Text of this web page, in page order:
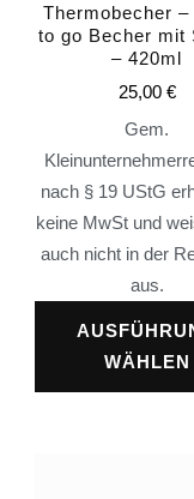
Thermobecher –
to go Becher mit
– 420ml
25,00 €
Gem.
nach § 19 UStG
keine MwSt und
auch nicht in der
aus.
WÄHLEN